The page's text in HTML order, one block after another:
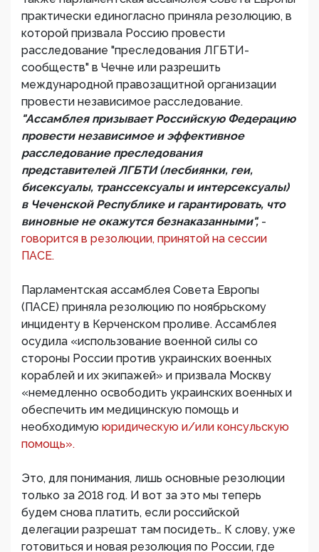
практически единогласно приняла резолюцию, в
которой призвала Россию провести
расследование "преследования ЛГБТИ-
сообществ" в Чечне или разрешить
международной правозащитной организации
провести независимое расследование.
"Ассамблея призывает Российскую Федерацию
провести независимое и эффективное
расследование преследования
представителей ЛГБТИ (лесбиянки, геи,
бисексуалы, транссексуалы и интерсексуалы)
в Чеченской Республике и гарантировать, что
виновные не окажутся безнаказанными", -
говорится в резолюции, принятой на сессии
ПАСЕ.
Парламентская ассамблея Совета Европы
(ПАСЕ) приняла резолюцию по ноябрьскому
инциденту в Керченском проливе. Ассамблея
осудила «использование военной силы со
стороны России против украинских военных
кораблей и их экипажей» и призвала Москву
«немедленно освободить украинских военных и
обеспечить им медицинскую помощь и
необходимую юридическую и/или консульскую
помощь».
Это, для понимания, лишь основные резолюции
только за 2018 год. И вот за это мы теперь
будем снова платить, если российской
делегации разрешат там посидеть… К слову, уже
готовиться и новая резолюция по России, где